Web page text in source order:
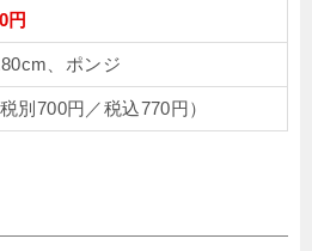
円
、ポンジ
別700円／税込770円）